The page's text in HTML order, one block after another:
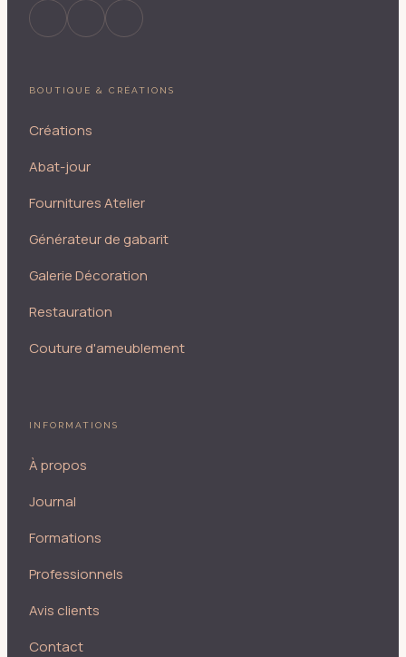
BOUTIQUE & CRÉATIONS
Créations
Abat-jour
Fournitures Atelier
Générateur de gabarit
Galerie Décoration
Restauration
Couture d'ameublement
INFORMATIONS
À propos
Journal
Formations
Professionnels
Avis clients
Contact